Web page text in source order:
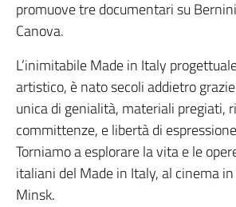
promuove tre documentari su
Canova.
L’inimitabile Made in Italy
artistico, è nato secoli addietro
unica di genialità, materiali pregiati,
committenze, e libertà di
Torniamo a esplorare la vita e le
italiani del Made in Italy, al cinema
Minsk.